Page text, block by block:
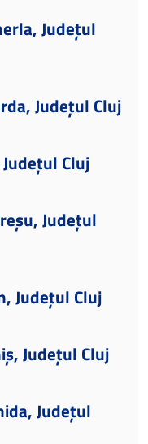
Județul
Județul Cluj
Cluj
Județul
Județul Cluj
Județul Cluj
Județul